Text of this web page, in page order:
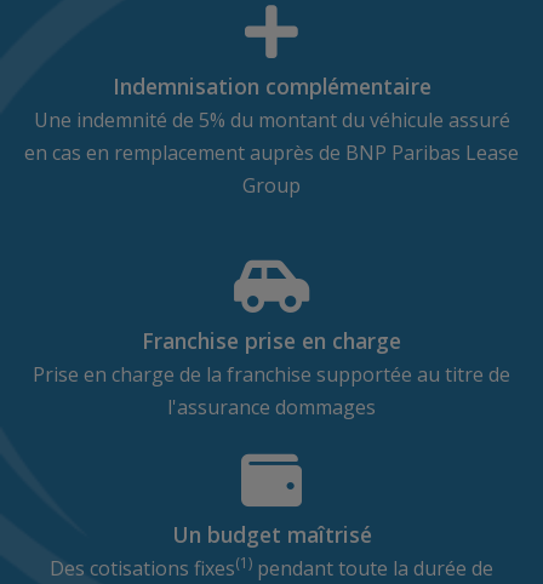
Indemnisation complémentaire
Une indemnité de 5% du montant du véhicule assuré
en cas en remplacement auprès de BNP Paribas Lease
Group
Franchise prise en charge
Prise en charge de la franchise supportée au titre de
l'assurance dommages
Un budget maîtrisé
Des cotisations fixes(1) pendant toute la durée de